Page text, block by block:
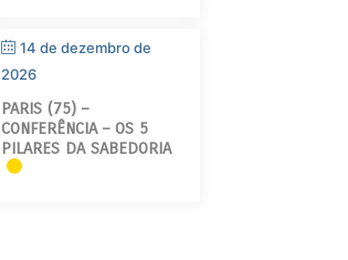
14 de dezembro de
2026
PARIS (75) –
CONFERÊNCIA – OS 5
PILARES DA SABEDORIA